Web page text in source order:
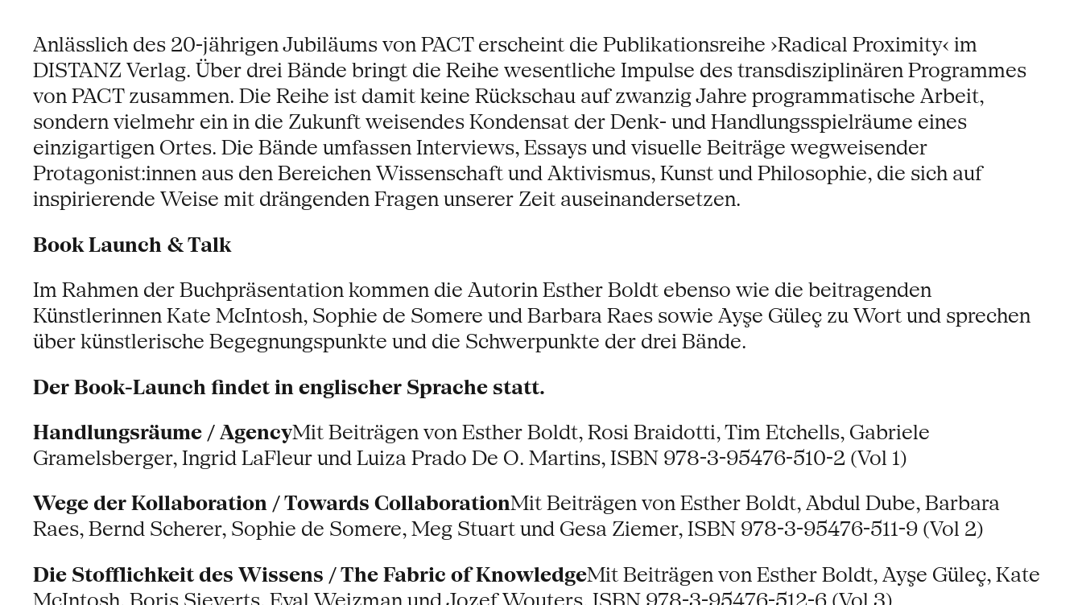
Anlässlich des 20-jährigen Jubiläums von PACT erscheint die Publikationsreihe ›Radical Proximity‹ im
DISTANZ Verlag. Über drei Bände bringt die Reihe wesentliche Impulse des transdisziplinären Programmes
von PACT zusammen. Die Reihe ist damit keine Rückschau auf zwanzig Jahre programmatische Arbeit,
sondern vielmehr ein in die Zukunft weisendes Kondensat der Denk- und Handlungsspielräume eines
einzigartigen Ortes. Die Bände umfassen Interviews, Essays und visuelle Beiträge wegweisender
Protagonist:innen aus den Bereichen Wissenschaft und Aktivismus, Kunst und Philosophie, die sich auf
inspirierende Weise mit drängenden Fragen unserer Zeit auseinandersetzen.
Book Launch & Talk
Im Rahmen der Buchpräsentation kommen die Autorin Esther Boldt ebenso wie die beitragenden
Künstlerinnen Kate McIntosh, Sophie de Somere und Barbara Raes sowie Ayşe Güleç zu Wort und sprechen
über künstlerische Begegnungspunkte und die Schwerpunkte der drei Bände.
Der Book-Launch findet in englischer Sprache statt.
Handlungsräume / AgencyMit Beiträgen von Esther Boldt, Rosi Braidotti, Tim Etchells, Gabriele
Gramelsberger, Ingrid LaFleur und Luiza Prado De O. Martins, ISBN 978-3-95476-510-2 (Vol 1)
Wege der Kollaboration / Towards CollaborationMit Beiträgen von Esther Boldt, Abdul Dube, Barbara
Raes, Bernd Scherer, Sophie de Somere, Meg Stuart und Gesa Ziemer, ISBN 978-3-95476-511-9 (Vol 2)
Die Stofflichkeit des Wissens / The Fabric of KnowledgeMit Beiträgen von Esther Boldt, Ayşe Güleç, Kate